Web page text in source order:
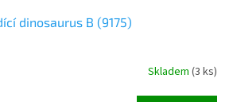
dinosaurus B (9175)
Skladem (3 ks)